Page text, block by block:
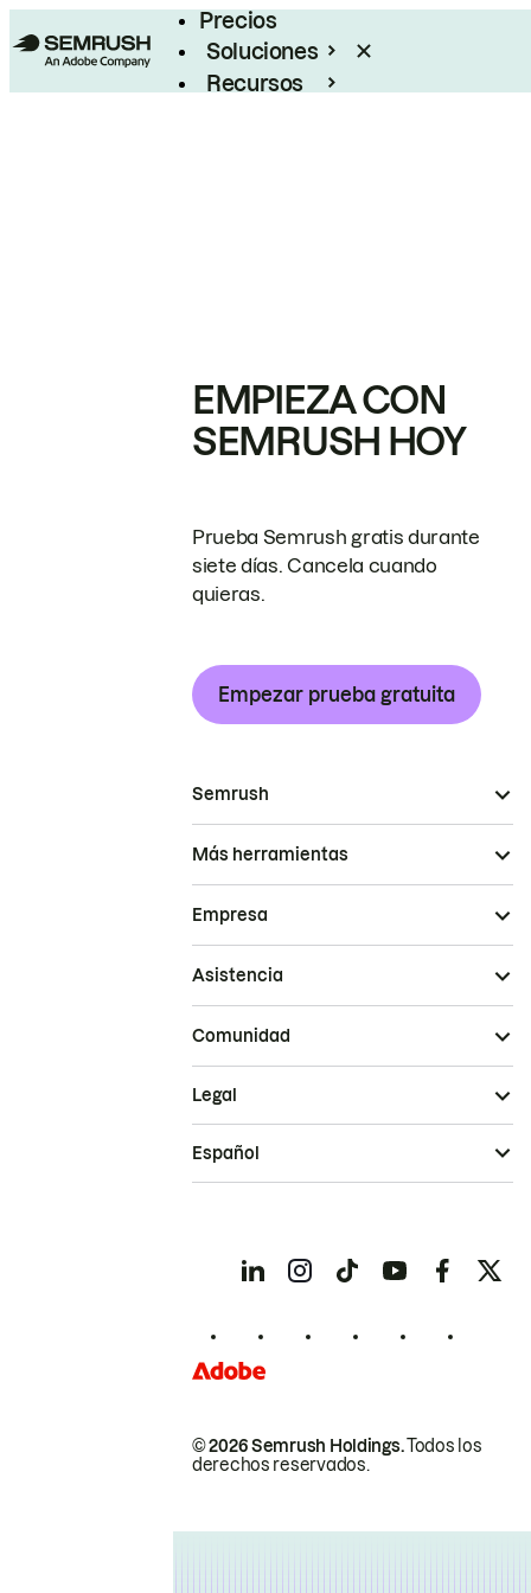
Precios
Soluciones
Recursos
EMPIEZA CON
SEMRUSH HOY
Prueba Semrush gratis durante
siete días. Cancela cuando
quieras.
Empezar prueba gratuita
Semrush
Más herramientas
Empresa
Asistencia
Comunidad
© 2026 Semrush Holdings.Todos los
derechos reservados.
Legal
Español